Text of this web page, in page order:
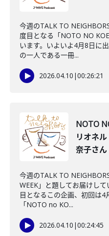
今週のTALK TO
度目となる「NOTO NO
います。いよいよ4月8日に
の一人である一冊...
2026.04.10 |00:26:21
NOTO
リオネ
奈子さん
今週のTALK TO
WEEK」と題してお届けし
目となるこの企画、初回は
「NOTO no KO...
2026.04.10 |00:24:45